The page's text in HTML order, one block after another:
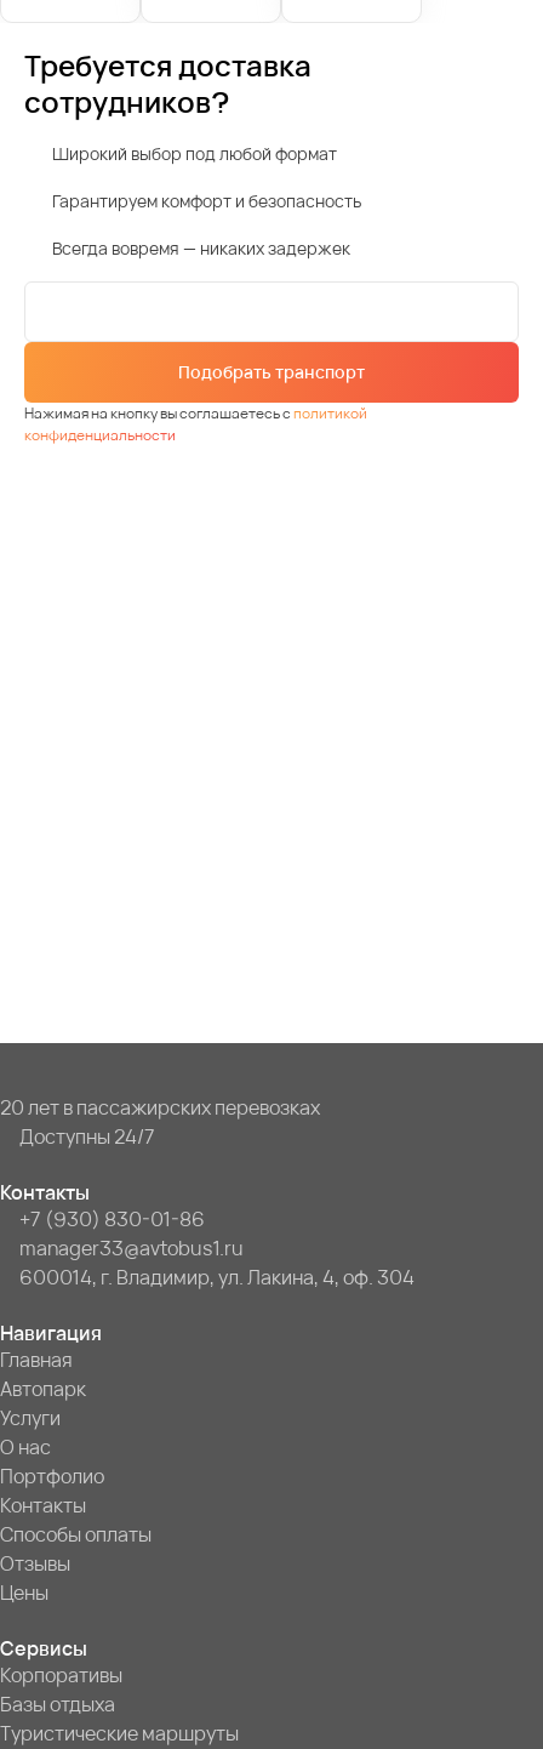
Требуется доставка
сотрудников?
Широкий выбор под любой формат
Гарантируем комфорт и безопасность
Всегда вовремя — никаких задержек
Подобрать транспорт
Нажимая на кнопку вы соглашаетесь сполитикой
конфиденциальности
20 лет в пассажирских перевозках
Доступны 24/7
Контакты
+7 (930) 830-01-86
manager33@avtobus1.ru
600014, г. Владимир, ул. Лакина, 4, оф. 304
Навигация
Главная
Автопарк
Услуги
О нас
Портфолио
Контакты
Способы оплаты
Отзывы
Цены
Сервисы
Корпоративы
Базы отдыха
Туристические маршруты